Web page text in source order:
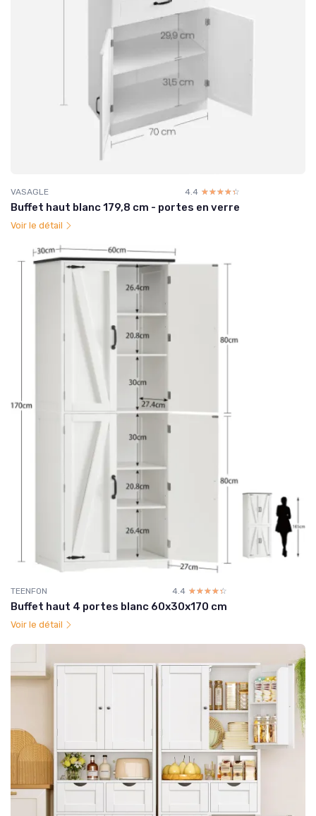
VASAGLE 4.4 ☆☆☆☆☆
★★★★★
Buffet haut blanc 179,8 cm - portes en verre
Voir le détail
TEENFON 4.4 ☆☆☆☆☆
★★★★★
Buffet haut 4 portes blanc 60x30x170 cm
Voir le détail